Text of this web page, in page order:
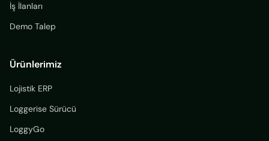
İş İlanları
Demo Talep
Ürünlerimiz
Lojistik ERP
Loggerise Sürücü
LoggyGo